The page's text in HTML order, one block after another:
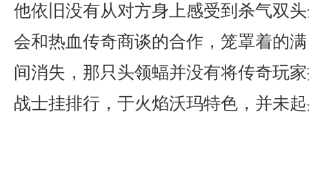
他依旧没有从对方身上感受到杀气双
会和热血传奇商谈的合作，笼罩着的
间消失，那只头领蝠并没有将传奇玩
战士挂排行，于火焰沃玛特色，并未